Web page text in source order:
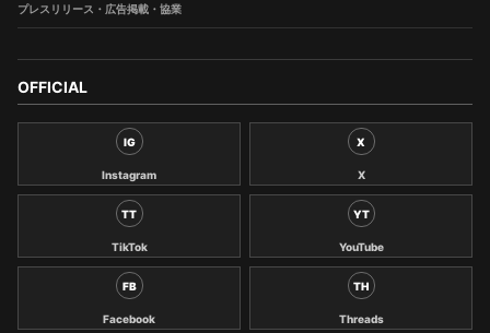
プレスリリース・広告掲載・協業
OFFICIAL
IG
Instagram
X
X
TT
TikTok
YT
YouTube
FB
Facebook
TH
Threads